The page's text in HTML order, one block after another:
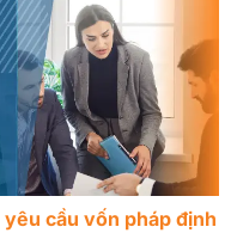
cầu vốn pháp định